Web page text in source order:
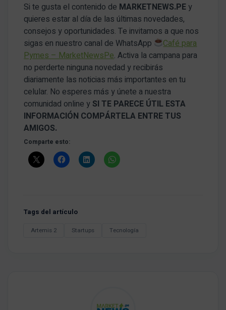
Si te gusta el contenido de MARKETNEWS.PE y
quieres estar al día de las últimas novedades,
consejos y oportunidades. Te invitamos a que nos
sigas en nuestro canal de WhatsApp
Café para
Pymes – MarketNewsPe. Activa la campana para
no perderte ninguna novedad y recibirás
diariamente las noticias más importantes en tu
celular. No esperes más y únete a nuestra
comunidad online y SI TE PARECE ÚTIL ESTA
INFORMACIÓN COMPÁRTELA ENTRE TUS
AMIGOS.
Comparte esto:
Tags del artículo
Artemis 2 Startups Tecnología